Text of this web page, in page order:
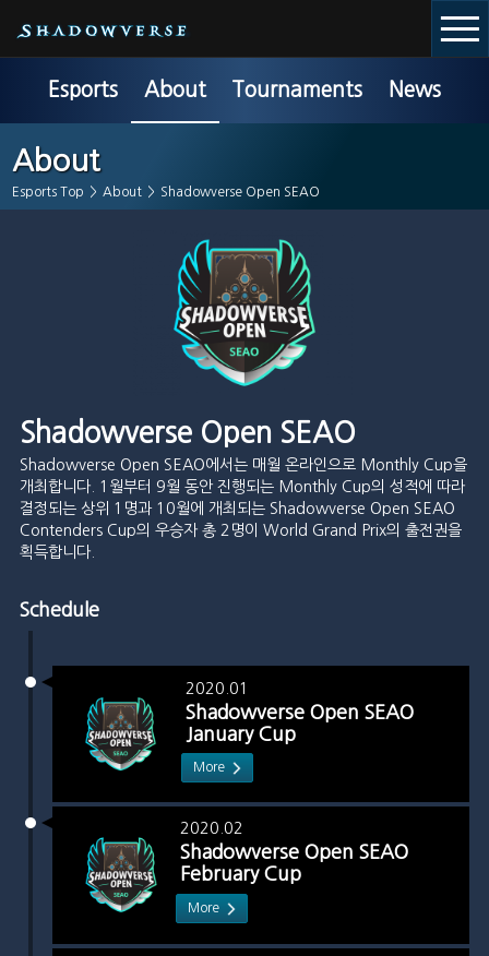
Esports About Tournaments News
About
Esports Top > About > Shadowverse Open SEAO
Shadowverse Open SEAO
Shadowverse Open SEAO에서는 매월 온라인으로 Monthly Cup을
개최합니다. 1월부터 9월 동안 진행되는 Monthly Cup의 성적에 따라
결정되는 상위 1명과 10월에 개최되는 Shadowverse Open SEAO
Contenders Cup의 우승자 총 2명이 World Grand Prix의 출전권을
획득합니다.
Schedule
2020.01
Shadowverse Open SEAO
January Cup
More
2020.02
Shadowverse Open SEAO
February Cup
More